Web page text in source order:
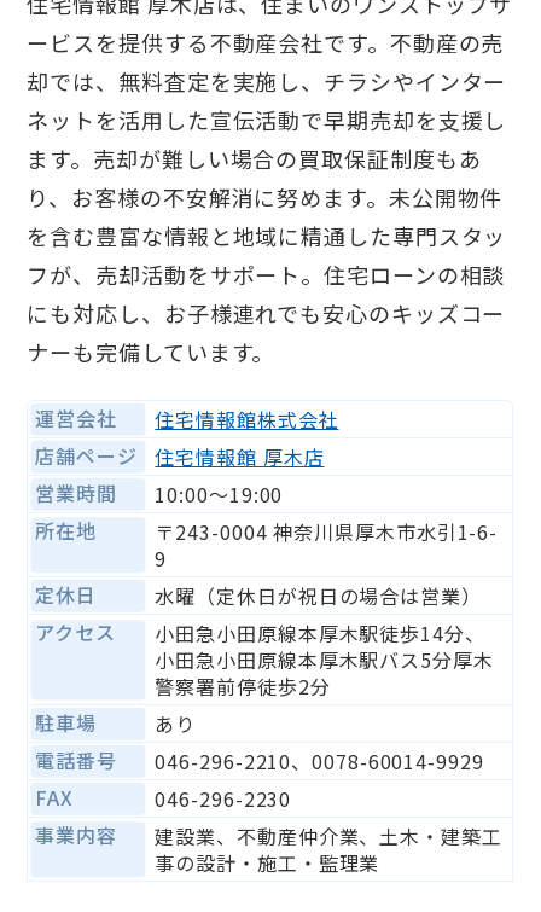
ービスを提供する不動産会社です。不動産の売
却では、無料査定を実施し、チラシやインター
ネットを活用した宣伝活動で早期売却を支援し
ます。売却が難しい場合の買取保証制度もあ
り、お客様の不安解消に努めます。未公開物件
を含む豊富な情報と地域に精通した専門スタッ
フが、売却活動をサポート。住宅ローンの相談
にも対応し、お子様連れでも安心のキッズコー
ナーも完備しています。
運営会社
住宅情報館株式会社
店舗ページ
住宅情報館 厚木店
営業時間
10:00～19:00
所在地
〒243-0004 神奈川県厚木市水引1-6-
9
定休日
水曜（定休日が祝日の場合は営業）
アクセス
小田急小田原線本厚木駅徒歩14分、
小田急小田原線本厚木駅バス5分厚木
警察署前停徒歩2分
駐車場
あり
電話番号
046-296-2210、0078-60014-9929
FAX
046-296-2230
事業内容
建設業、不動産仲介業、土木・建築工
事の設計・施工・監理業